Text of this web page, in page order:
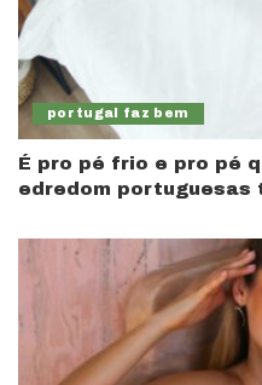
portugal faz bem
É pro pé frio e pro pé
edredom portuguesas